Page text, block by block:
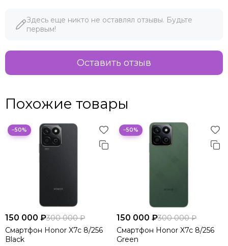
Здесь еще никто не оставлял отзывы. Будьте
первым!
Оставить отзыв
Похожие товары
−50%
150 000 ₽300 000 ₽
Смартфон Honor X7c 8/256
Black
−50%
150 000 ₽300 000 ₽
Смартфон Honor X7c 8/256
Green